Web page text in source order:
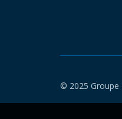
© 2025 Groupe